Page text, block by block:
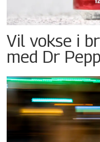
Vil vokse i
med Dr